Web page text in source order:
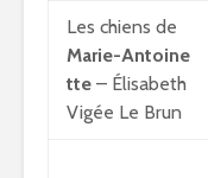
Les chiens de
Marie-Antoine
tte – Élisabeth
Vigée Le Brun